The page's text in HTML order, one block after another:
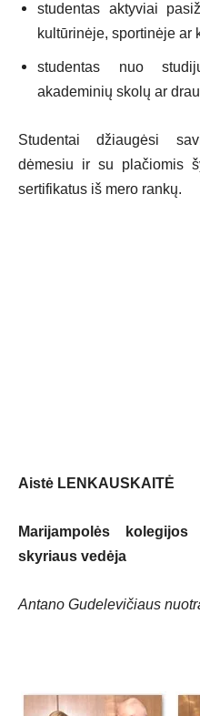
studentas aktyviai
kultūrinėje, sportinėje ar
studentas nuo
akademinių skolų ar
Studentai džiaugėsi
dėmesiu ir su plačiomis
sertifikatus iš mero rankų.
Aistė LENKAUSKAITĖ
Marijampolės
skyriaus vedėja
Antano Gudelevičiaus